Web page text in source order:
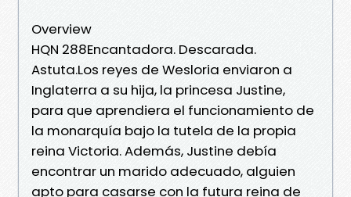
Overview
HQN 288Encantadora. Descarada.
Astuta.Los reyes de Wesloria enviaron a
Inglaterra a su hija, la princesa Justine,
para que aprendiera el funcionamiento de
la monarquía bajo la tutela de la propia
reina Victoria. Además, Justine debía
encontrar un marido adecuado, alguien
apto para casarse con la futura reina de